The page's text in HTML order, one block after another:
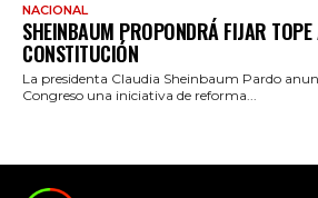
NACIONAL
SHEINBAUM PROPONDRÁ FIJAR TOPE
CONSTITUCIÓN
La presidenta Claudia Sheinbaum Pardo
Congreso una iniciativa de reforma...